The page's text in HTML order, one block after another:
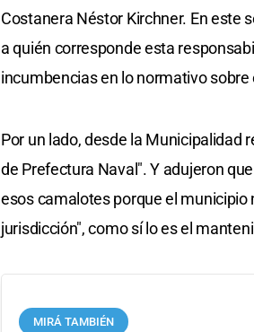
Costanera Néstor Kirchner. En este
a quién corresponde esta
incumbencias en lo normativo
Por un lado, desde la Municipalidad
de Prefectura Naval". Y adujeron
esos camalotes porque el municipio
jurisdicción", como sí lo es el
MIRÁ TAMBIÉN